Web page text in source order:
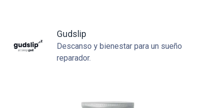
Gudslip
Descanso y bienestar para un sueño
reparador.